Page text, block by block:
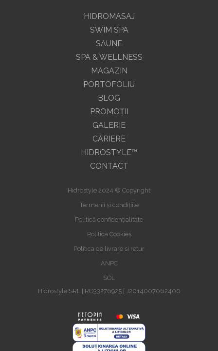
HIDROMASAJ
SWIM SPA
SAUNE
SPA & WELLNESS
MAGAZIN
PORTOFOLIU
BLOG
PROMOŢII
GALERIE
CARIERE
HIDROSTYLE™
CONTACT
Hidrostyle 2024 © Copyright
Termenii și condițiile
Politică confidențialitate
Politica Cookies
Politica de livrare si retur
ANPC
SOL
Hidrostyle SRL | RO33276925 | J2014007062400